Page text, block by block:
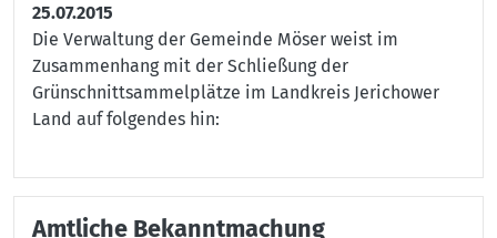
25.07.2015
Die Verwaltung der Gemeinde Möser weist im
Zusammenhang mit der Schließung der
Grünschnittsammelplätze im Landkreis Jerichower
Land auf folgendes hin:
Amtliche Bekanntmachung